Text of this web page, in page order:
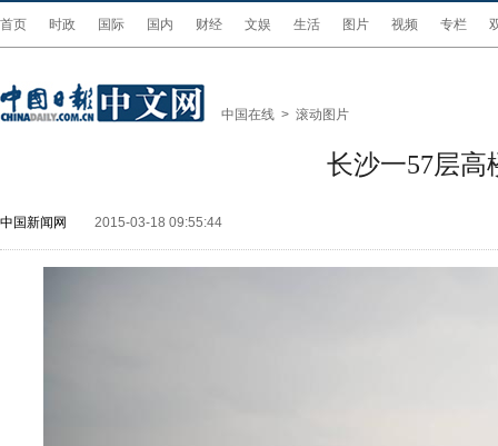
首页 时政 国际 国内 财经 文娱 生活 图片 视频 专栏
中国在线 > 滚动图片
长沙一57层高
中国新闻网 2015-03-18 09:55:44